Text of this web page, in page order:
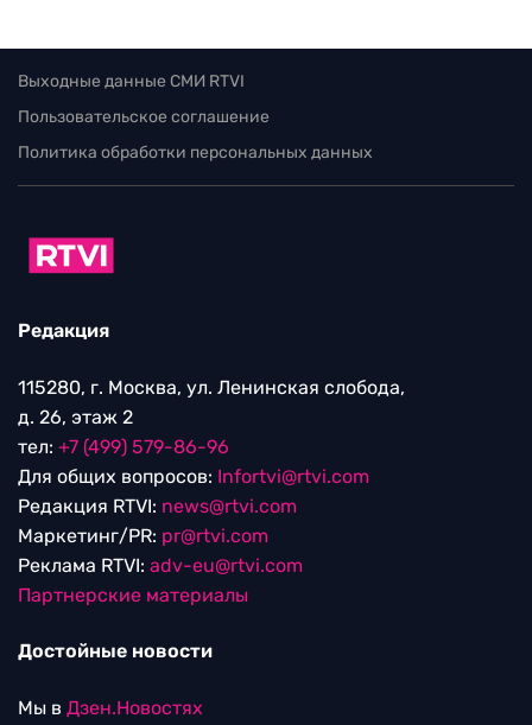
Выходные данные СМИ RTVI
Пользовательское соглашение
Политика обработки персональных данных
Редакция
115280, г. Москва, ул. Ленинская слобода,
д. 26, этаж 2
тел: +7 (499) 579-86-96
Для общих вопросов: Infortvi@rtvi.com
Редакция RTVI: news@rtvi.com
Маркетинг/PR: pr@rtvi.com
Реклама RTVI: adv-eu@rtvi.com
Партнерские материалы
Достойные новости
Мы в Дзен.Новостях